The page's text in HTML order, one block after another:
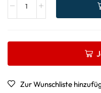
Zur Wunschliste